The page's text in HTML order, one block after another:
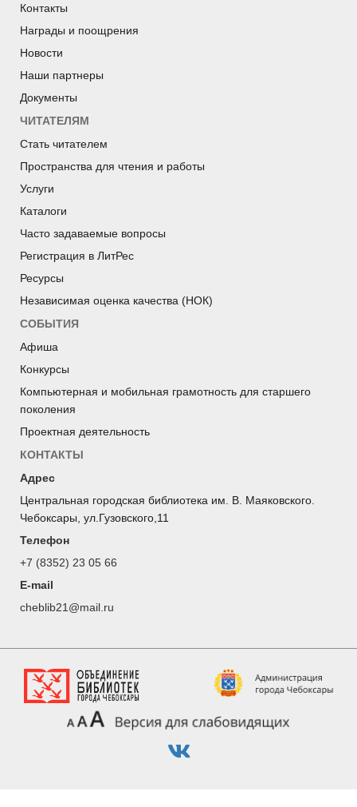
Контакты
Награды и поощрения
Новости
Наши партнеры
Документы
ЧИТАТЕЛЯМ
Стать читателем
Пространства для чтения и работы
Услуги
Каталоги
Часто задаваемые вопросы
Регистрация в ЛитРес
Ресурсы
Независимая оценка качества (НОК)
СОБЫТИЯ
Афиша
Конкурсы
Компьютерная и мобильная грамотность для старшего
поколения
Проектная деятельность
КОНТАКТЫ
Адрес
Центральная городская библиотека им. В. Маяковского.
Чебоксары, ул.Гузовского,11
Телефон
+7 (8352) 23 05 66
E-mail
cheblib21@mail.ru